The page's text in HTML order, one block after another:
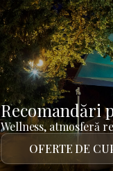
Recomandări
Wellness, atmosferă
OFERTE DE